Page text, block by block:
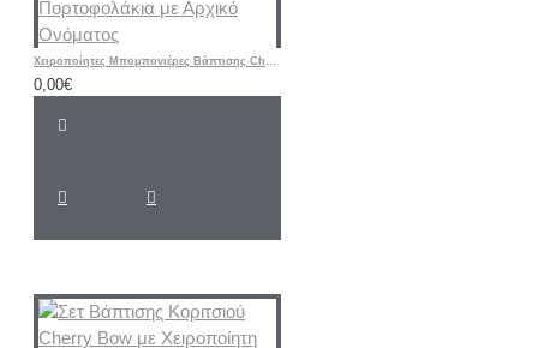
Χειροποίητες Μπομπονιέρες Βάπτισης Cherry – Υφασμάτινα Πορτοφολάκια με Αρχικό Ονόματος
0,00€